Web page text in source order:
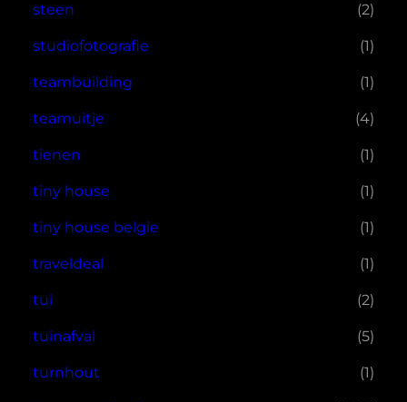
steen (2)
studiofotografie (1)
teambuilding (1)
teamuitje (4)
tienen (1)
tiny house (1)
tiny house belgie (1)
traveldeal (1)
tui (2)
tuinafval (5)
turnhout (1)